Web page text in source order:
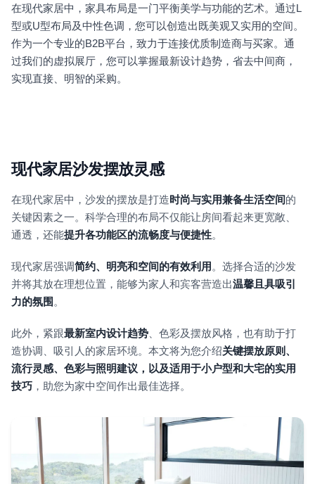
在现代家居中，家具布局是一门平衡美学与功能的艺术。通过L
型或U型布局及中性色调，您可以创造出既美观又实用的空间。
作为一个专业的B2B平台，致力于连接优质制造商与买家。通
过我们的虚拟展厅，您可以掌握最新设计趋势，省去中间商，
实现直接、明智的采购。
现代家居沙发摆放灵感
在现代家居中，沙发的摆放是打造时尚与实用兼备生活空间的
关键因素之一。科学合理的布局不仅能让房间看起来更宽敞、
通透，还能提升各功能区的流畅度与便捷性。
现代家居强调简约、明亮和空间的有效利用 。选择合适的沙发
并将其放在理想位置，能够为家人和宾客营造出温馨且具吸引
力的氛围 。
此外，紧跟最新室内设计趋势 、色彩及摆放风格，也有助于打
造协调、吸引人的家居环境。本文将为您介绍关键摆放原则、
流行灵感、色彩与照明建议，以及适用于小户型和大宅的实用
技巧 ，助您为家中空间作出最佳选择。